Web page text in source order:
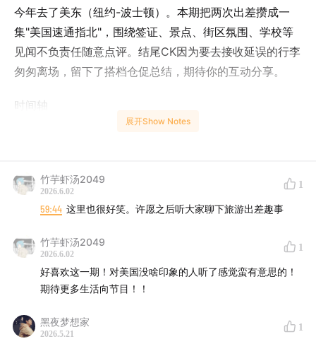
今年去了美东（纽约-波士顿）。本期把两次出差攒成一
集"美国速通指北"，围绕签证、景点、街区氛围、学校等
见闻不负责任随意点评。结尾CK因为要去接收延误的行李
匆匆离场，留下了搭档仓促总结，期待你的互动分享。
时间轴
06:41 江湖玄学：怎么避开传说中的"光头杀手"签证官
EVUS 改收 30 美金 + 海关盘问全记录
10:21 出差背景揭秘：带领校长团开展教育研学考察
AI 翻译眼镜实测与参访行程如何对接安排
展开Show Notes
竹芋虾汤2049
2026.6.02
1
59:44 这里也很好笑。许愿之后听大家聊下旅游出差趣事
竹芋虾汤2049
2026.6.02
1
好喜欢这一期！对美国没啥印象的人听了感觉蛮有意思的！
期待更多生活向节目！！
黑夜梦想家
2026.5.21
1